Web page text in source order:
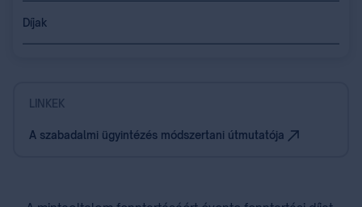
Díjak
LINKEK
A szabadalmi ügyintézés módszertani útmutatója